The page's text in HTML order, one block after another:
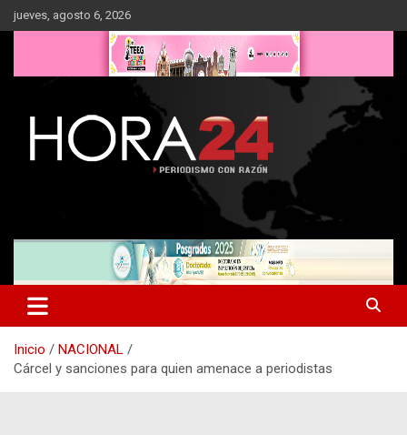
Saltar
al
jueves, agosto 6, 2026
Inicio
NACIONAL
Cárcel y sanciones para quien amenace a periodistas